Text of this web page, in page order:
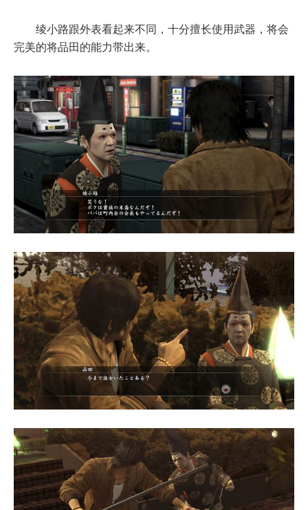
绫小路跟外表看起来不同，十分擅长使用武器，将会
完美的将品田的能力带出来。